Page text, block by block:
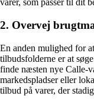
varer, som passer til dit
2. Overvej
En anden mulighed for
tilbudsfolderne er at
finde næsten nye Calle-
markedspladser eller
tilbud på varer, der